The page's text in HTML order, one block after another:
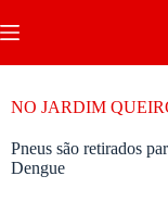
NO JARDIM
Pneus são retirados
Dengue